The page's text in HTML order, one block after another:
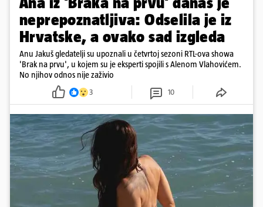
'PREPOLOVILA' SE
Ana iz 'Braka na prvu' danas je
neprepoznatljiva: Odselila je iz
Hrvatske, a ovako sad izgleda
Anu Jakuš gledatelji su upoznali u četvrtoj sezoni RTL-ova showa
'Brak na prvu', u kojem su je eksperti spojili s Alenom Vlahovićem.
No njihov odnos nije zaživio
3 10